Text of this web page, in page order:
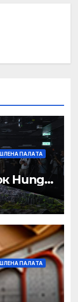
ПАЛAТА
Hung
за
ПАЛAТА